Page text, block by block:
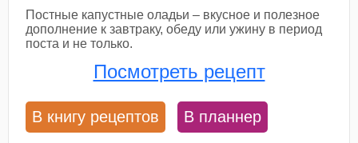
Постные капустные оладьи – вкусное и полезное
дополнение к завтраку, обеду или ужину в период
поста и не только.
Посмотреть рецепт
В книгу рецептов В планнер